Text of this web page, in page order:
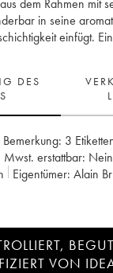
dem Rahmen mit
in seine
einfügt.
DES
Bemerkung: 3
Mwst. erstattbar: nein
Eigentümer: Alain
VON